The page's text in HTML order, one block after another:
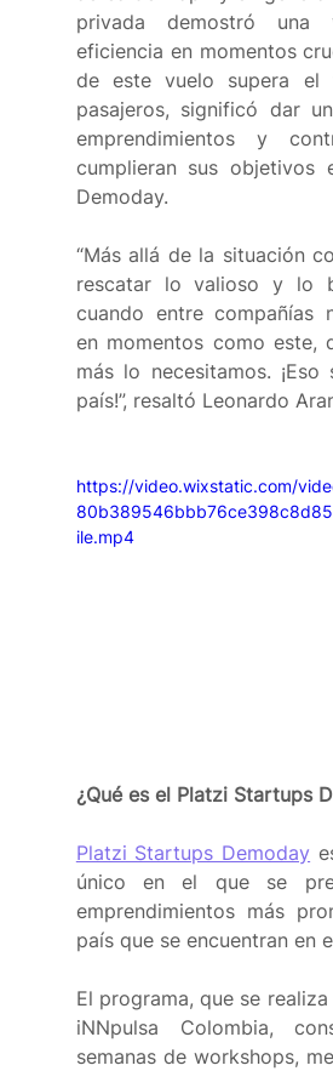
privada demostró
eficiencia en momentos
de este vuelo supera el
pasajeros, significó dar
emprendimientos y
cumplieran sus objetivos
Demoday.
“Más allá de la situación
rescatar lo valioso y lo
cuando entre compañías
en momentos como este,
más lo necesitamos.
país!”, resaltó Leonardo
https://video.wixstatic.com/
ile.mp4
¿Qué es el Platzi Startups
Platzi Startups Demoday
único en el que se
emprendimientos más
país que se encuentran en
El programa, que se
iNNpulsa Colombia,
semanas de workshops,